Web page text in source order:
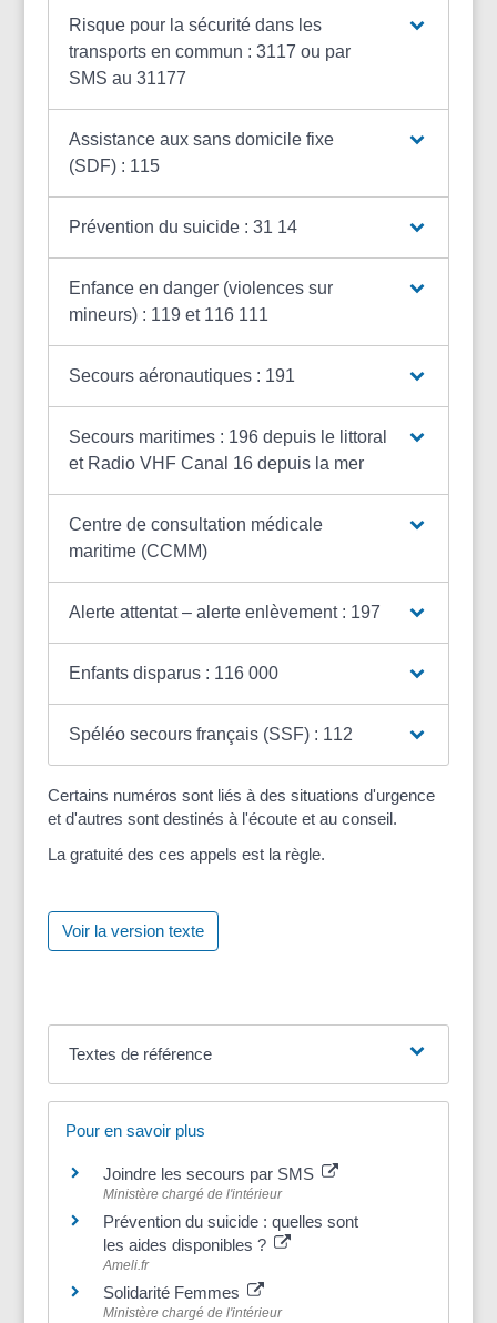
Risque pour la sécurité dans les
transports en commun : 3117 ou par
SMS au 31177
Assistance aux sans domicile fixe
(SDF) : 115
Prévention du suicide : 31 14
Enfance en danger (violences sur
mineurs) : 119 et 116 111
Secours aéronautiques : 191
Secours maritimes : 196 depuis le littoral
et Radio VHF Canal 16 depuis la mer
Centre de consultation médicale
maritime (CCMM)
Alerte attentat – alerte enlèvement : 197
Enfants disparus : 116 000
Spéléo secours français (SSF) : 112
Certains numéros sont liés à des situations d'urgence
et d'autres sont destinés à l'écoute et au conseil.
La gratuité des ces appels est la règle.
Voir la version texte
Textes de référence
Pour en savoir plus
Joindre les secours par SMS
Ministère chargé de l'intérieur
Prévention du suicide : quelles sont
les aides disponibles ?
Ameli.fr
Solidarité Femmes
Ministère chargé de l'intérieur